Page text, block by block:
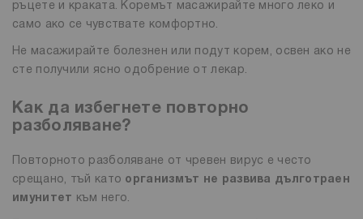
ръцете и краката. Коремът масажирайте много леко и
само ако се чувствате комфортно.
Не масажирайте болезнен или подут корем, освен ако не
сте получили ясно одобрение от лекар.
Как да избегнете повторно
разболяване?
Повторното разболяване от чревен вирус е често
срещано, тъй като организмът не развива дълготраен
имунитет
към него.